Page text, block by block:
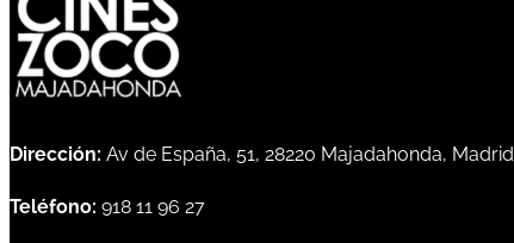
Dirección: Av de España, 51, 28220 Majadahonda, Madrid
Teléfono: 918 11 96 27